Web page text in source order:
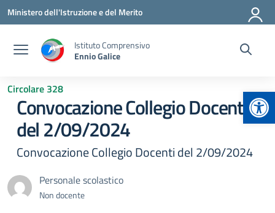
Vai ai contenuti
Vai al menu di navigazione
Vai al footer
Ministero dell'Istruzione e del Merito
Istituto Comprensivo
Ennio Galice
Circolare 328
Convocazione Collegio Docenti
del 2/09/2024
Convocazione Collegio Docenti del 2/09/2024
Personale scolastico
Non docente